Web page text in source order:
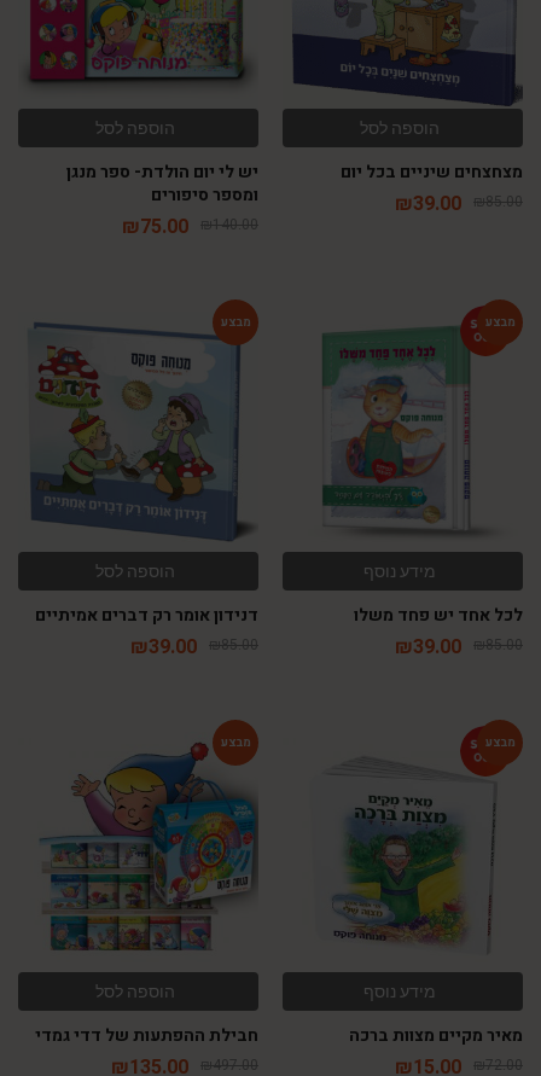
הוספה לסל
מצחצחים שיניים בכל יום
₪85.00
₪39.00
הוספה לסל
יש לי יום הולדת- ספר מנגן
ומספר סיפורים
₪140.00
₪75.00
מידע נוסף
לכל אחד יש פחד משלו
₪85.00
₪39.00
הוספה לסל
דנידון אומר רק דברים אמיתיים
₪85.00
₪39.00
מידע נוסף
מאיר מקיים מצוות ברכה
₪72.00
₪15.00
הוספה לסל
חבילת ההפתעות של דדי גמדי
₪497.00
₪135.00